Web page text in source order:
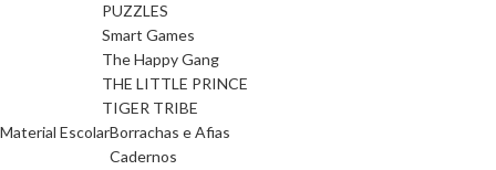
PUZZLES
Smart Games
The Happy Gang
THE LITTLE PRINCE
TIGER TRIBE
Material EscolarBorrachas e Afias
Cadernos